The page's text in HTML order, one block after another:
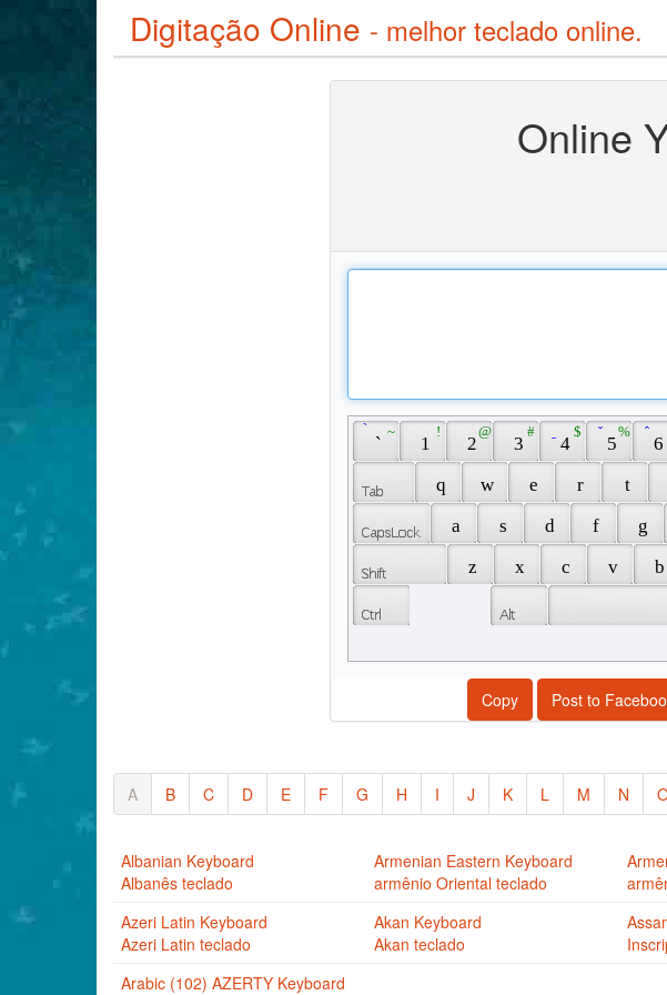
Digitação Online - melhor teclado online.
Online
`
~
1
!
2
@
3
#
4
$
5
%
̌
6
̂
q w e r t
a s d f g
z x c v b
Copy Post to
A B C D E F G H I J K L M N
Albanian Keyboard
Albanês teclado
Armenian Eastern Keyboard
armênio Oriental teclado
Azeri Latin Keyboard
Azeri Latin teclado
Akan Keyboard
Akan teclado
Arabic (102) AZERTY Keyboard